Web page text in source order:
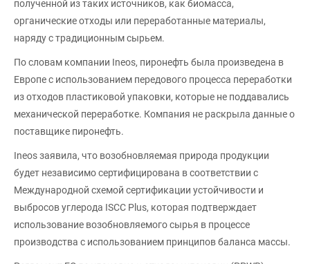
полученной из таких источников, как биомасса,
органические отходы или переработанные материалы,
наряду с традиционным сырьем.
По словам компании Ineos, пиронефть была произведена в
Европе с использованием передового процесса переработки
из отходов пластиковой упаковки, которые не поддавались
механической переработке. Компания не раскрыла данные о
поставщике пиронефть.
Ineos заявила, что возобновляемая природа продукции
будет независимо сертифицирована в соответствии с
Международной схемой сертификации устойчивости и
выбросов углерода ISCC Plus, которая подтверждает
использование возобновляемого сырья в процессе
производства с использованием принципов баланса массы.